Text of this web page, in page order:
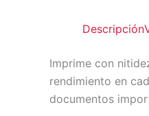
Descripción
Imprime con
rendimiento en
documentos